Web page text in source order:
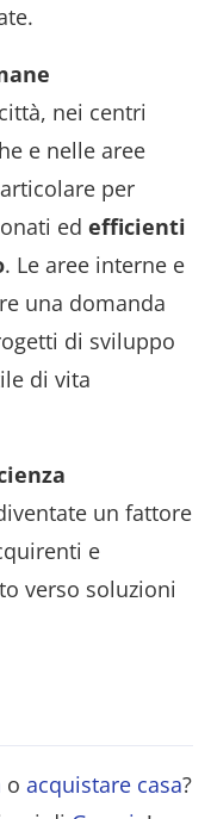
nei centri
e nelle aree
per
ed efficienti
. Le aree interne e
una domanda
di sviluppo
di vita
un fattore
e
verso soluzioni
o acquistare casa?